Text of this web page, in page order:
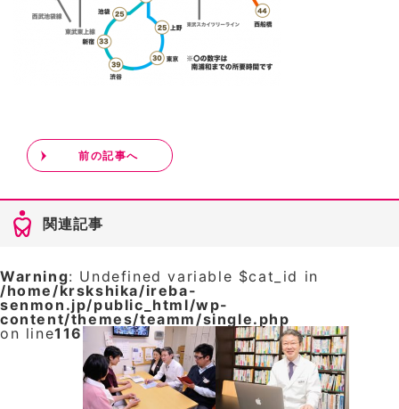
前の記事へ
関連記事
Warning: Undefined variable $cat_id in
/home/krskshika/ireba-
senmon.jp/public_html/wp-
content/themes/teamm/single.php
on line116